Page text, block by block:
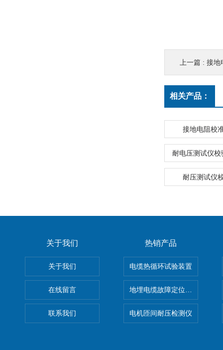
上一篇 : 接地
相关产品：
接地电阻校
耐电压测试仪
耐压测试仪
关于我们
关于我们
在线留言
联系我们
热销产品
电缆热循环试验装置
地埋电缆故障定位仪 地下电
电机匝间耐压检测仪